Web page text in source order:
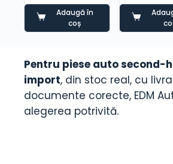
Adaugă în
coș
Pentru piese auto second-
import, din stoc real, cu
documente corecte, EDM
alegerea potrivită.